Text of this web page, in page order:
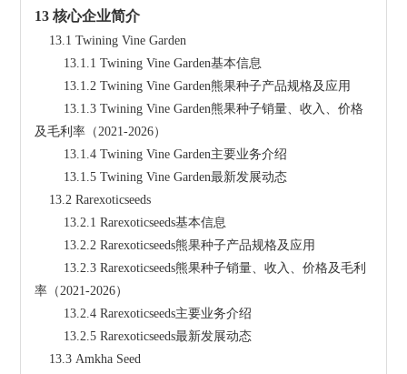
13 核心企业简介
    13.1 Twining Vine Garden
        13.1.1 Twining Vine Garden基本信息
        13.1.2 Twining Vine Garden熊果种子产品规格及应用
及毛利率（2021-2026）
        13.1.4 Twining Vine Garden主要业务介绍
        13.1.5 Twining Vine Garden最新发展动态
    13.2 Rarexoticseeds
        13.2.1 Rarexoticseeds基本信息
        13.2.2 Rarexoticseeds熊果种子产品规格及应用
率（2021-2026）
        13.2.4 Rarexoticseeds主要业务介绍
        13.2.5 Rarexoticseeds最新发展动态
    13.3 Amkha Seed